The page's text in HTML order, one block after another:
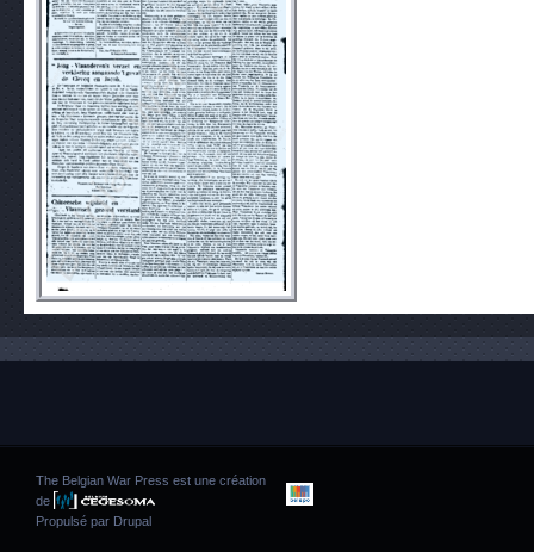
The Belgian War Press est une création
de
Propulsé par Drupal